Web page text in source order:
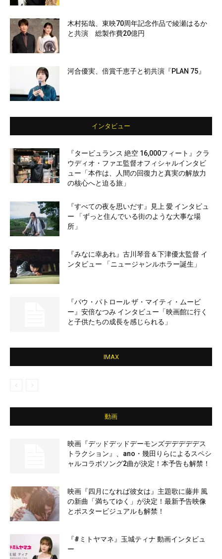
木村拓哉、東映70周年記念作品で綾瀬はるか
と共演 総製作費20億円
河合優実、倍賞千恵子と初共演『PLAN 75』
インタビュー
『タービュランス 絶空 16,000フィート』クラ
ウディオ・ファエ監督オフィシャルインタビ
ュー「本作は、人間の回復力と真実の解放力
の核心へと迫る旅」
『すべての夜を思いだす』見上 愛 インタビュ
ー 「ずっと住んでいる街のような大事な場
所」
『みなに幸あれ』古川琴音＆下津優太監督 イ
ンタビュー 「ニュージャンルホラー誕生」
『パウ・パトロール ザ・マイティ・ムービ
ー』安倍なつみ インタビュー「映画館に行く
と子供たちの成長を感じられる」
IMAX
動画
映画『デッドデッドデーモンズデデデデデス
トラクション』、ano・幾田りらによるスペシ
ャルコラボソング2曲が決定！本予告も解禁！
映画『四月になれば彼女は』主題歌に藤井 風
の新曲「満ちてゆく」が決定！最新予告映像
とポスタービジュアルも解禁！
『#ミトヤマネ』玉城ティナ 動画インタビュ
ー